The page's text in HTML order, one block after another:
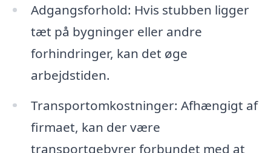
Adgangsforhold: Hvis stubben ligger
tæt på bygninger eller andre
forhindringer, kan det øge
arbejdstiden.
Transportomkostninger: Afhængigt af
firmaet, kan der være
transportgebyrer forbundet med at